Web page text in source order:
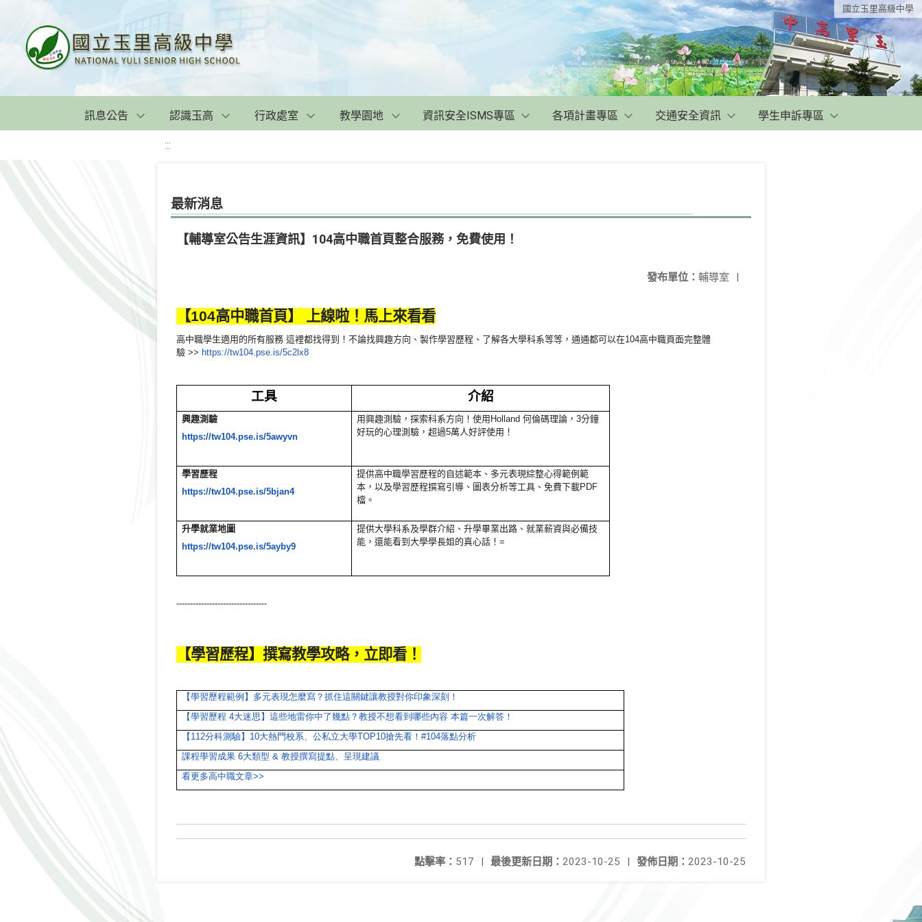
國立玉里高級中學
訊息公告 認識玉高 行政處室 教學園地 資訊安全ISMS專區 各項計畫專區 交通安全資訊 學生申訴專區
:::
最新消息
【輔導室公告生涯資訊】104高中職首頁整合服務，免費使用！
發布單位： 輔導室 |
【104高中職首頁】 上線啦！馬上來看看
高中職學生適用的所有服務 這裡都找得到！不論找興趣方向、製作學習歷程、 了解各大學科系等等，通通都可以在104高中職頁面完整體
驗 >> https://tw104.pse.is/5c2lx8
工具 介紹
興趣測驗
https://tw104.pse.is/5awyvn
用興趣測驗，探索科系方向！使用Holland 何倫碼理論，3分鐘
好玩的心理測驗，超過5萬人好評使用！
學習歷程
https://tw104.pse.is/5bjan4
提供高中職學習歷程的自述範本、多元表現綜整心得範例範
本， 以及學習歷程撰寫引導、圖表分析等工具、免費下載PDF
檔。
升學就業地圖
https://tw104.pse.is/5ayby9
提供大學科系及學群介紹、升學畢業出路、就業薪資與必備技
能， 還能看到大學學長姐的真心話！=
---------------------------------
【學習歷程】撰寫教學攻略，立即看！
【學習歷程範例】多元表現怎麼寫？ 抓住這關鍵讓教授對你印象深刻！
【學習歷程 4大迷思】這些地雷你中了幾點？教授不想看到哪些內容 本篇一次解答！
【112分科測驗】10大熱門校系、公私立大學TOP10搶先看 ！#104落點分析
課程學習成果 6大類型 & 教授撰寫提點、呈現建議
看更多高中職文章>>
發佈日期： 2023-10-25
最後更新日期： 2023-10-25 |
點擊率： 517 |